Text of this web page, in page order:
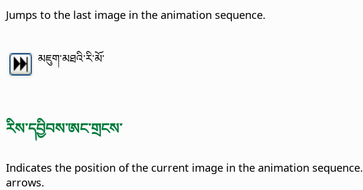
Jumps to the last image in the animation sequence.
མཇུག་མཐའི་རི་མོ་
རིས་དབྱིབས་ཨང་གྲངས་
Indicates the position of the current image in the animation sequence.
arrows.